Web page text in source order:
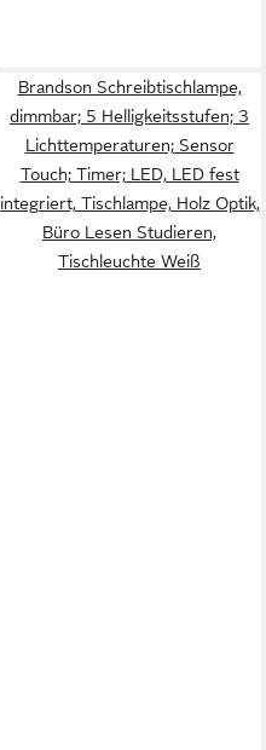
Brandson Schreibtischlampe,
dimmbar; 5 Helligkeitsstufen; 3
Lichttemperaturen; Sensor
Touch; Timer; LED, LED fest
integriert, Tischlampe, Holz Optik,
Büro Lesen Studieren,
Tischleuchte Weiß